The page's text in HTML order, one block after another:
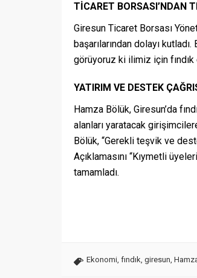
TİCARET BORSASI’NDAN
Giresun Ticaret Borsası
başarılarından dolayı
görüyoruz ki ilimiz için
YATIRIM VE DESTEK
Hamza Bölük, Giresun’da
alanları yaratacak
Bölük, “Gerekli teşvik ve
Açıklamasını “Kıymetli
tamamladı.
Ekonomi, fındık, giresun,